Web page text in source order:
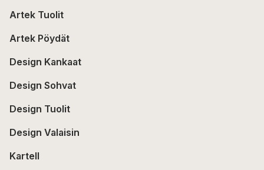
Artek Tuolit
Artek Pöydät
Design Kankaat
Design Sohvat
Design Tuolit
Design Valaisin
Kartell